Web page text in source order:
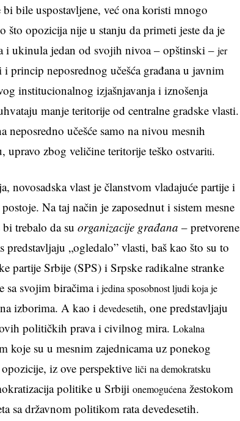
bile uspostavljene, već ona koristi mnogo
što opozicija nije u stanju da primeti jeste da je
i ukinula jedan od svojih nivoa – opštinski –jer
princip neposrednog učešća građana u javnim
institucionalnog izjašnjavanja i iznošenja
manje teritorije od centralne gradske vlasti.
učešće samo na nivou mesnih
upravo zbog veličine teritorije teško ostvariti.
novosadska vlast je članstvom vladajuće partije i
Na taj način je zaposednut i sistem mesne
bi trebalo da suorganizacije građana – pretvorene
predstavljaju „ogledalo” vlasti, baš kao što su to
partije Srbije (SPS) i Srpske radikalne stranke
sa svojim biračimai jedina sposobnost ljudi koja je
izborima. A kao idevedesetih, one predstavljaju
političkih prava i civilnog mira.Lokalna
koje su u mesnim zajednicama uz ponekog
iz ove perspektiveliči na demokratsku
politike u Srbijionemogućena žestokom
sa državnom politikom rata devedesetih.